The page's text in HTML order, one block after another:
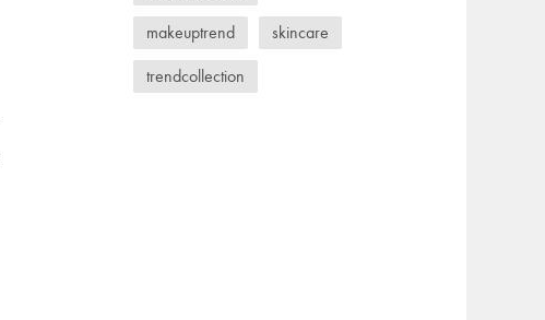
makeuptrend skincare
trendcollection